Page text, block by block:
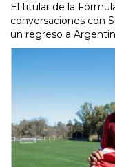
El titular de la
conversaciones con
un regreso a